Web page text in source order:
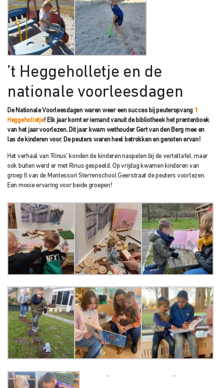
’t Heggeholletje en de
nationale voorleesdagen
De Nationale Voorleesdagen waren weer een succes bij peuteropvang ’t
Heggeholletje! Elk jaar komt er iemand vanuit de bibliotheek het prentenboek
van het jaar voorlezen. Dit jaar kwam wethouder Gert van den Berg mee en
las de kinderen voor. De peuters waren heel betrokken en genoten ervan!
Het verhaal van ‘Rinus’ konden de kinderen naspelen bij de verteltafel, maar
ook buiten werd er met Rinus gespeeld. Op vrijdag kwamen kinderen van
groep 8 van de Montessori Sterrenschool Geerstraat de peuters voorlezen.
Een mooie ervaring voor beide groepen!